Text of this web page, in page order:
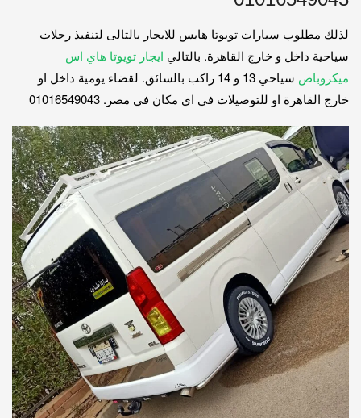
لذلك مطلوب سيارات تويوتا هايس للايجار بالتالى لتنفيذ رحلات
سياحية داخل و خارج القاهرة. بالتالي ايجار تويوتا هاي اس
ميكروباص
سياحي 13 و 14 راكب بالسائق. لقضاء يومية داخل او
خارج القاهرة او للتوصيلات في اي مكان في مصر. 01016549043